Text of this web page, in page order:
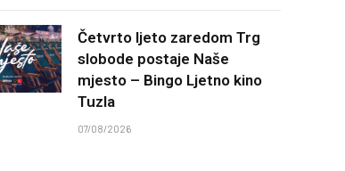
Četvrto ljeto zaredom Trg
slobode postaje Naše
mjesto – Bingo Ljetno kino
Tuzla
07/08/2026